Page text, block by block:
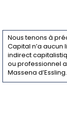
Nous tenons à
Capital n’a aucun
indirect
ou professionnel
Massena d’Essling.